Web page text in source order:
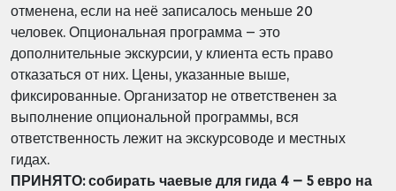
отменена, если на неё записалось меньше 20
человек. Опциональная программа – это
дополнительные экскурсии, у клиента есть право
отказаться от них. Цены, указанные выше,
фиксированные. Организатор не ответственен за
выполнение опциональной программы, вся
ответственность лежит на экскурсоводе и местных
гидах.
ПРИНЯТО: собирать чаевые для гида 4 – 5 евро на